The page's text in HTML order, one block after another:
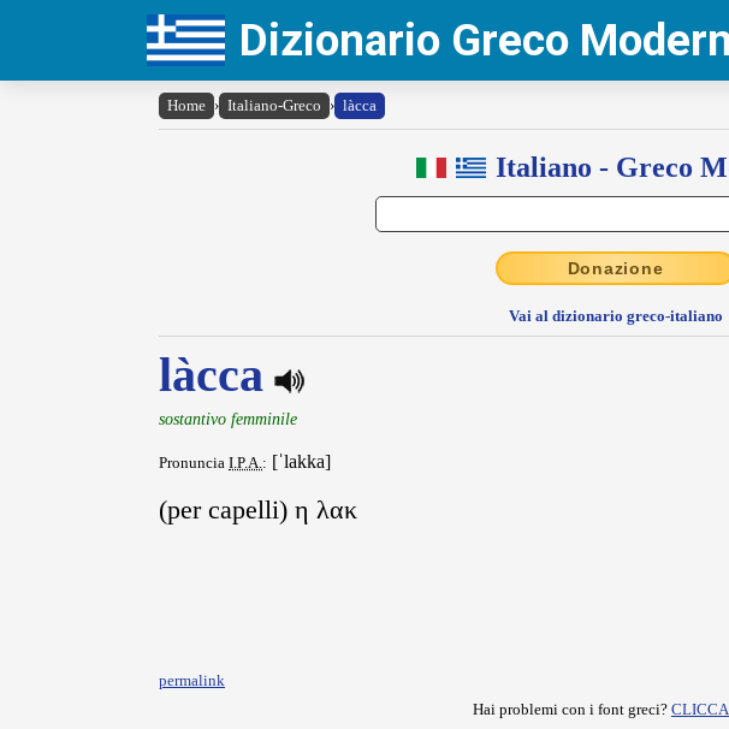
Dizionario Greco
Home › Italiano-Greco › làcca
Italiano - Greco
Donazione
Vai al dizionario greco-italiano
làcca
sostantivo femminile
Pronuncia I.P.A.: [ˈlakka]
(per capelli) η λακ
permalink
Hai problemi con i font greci?